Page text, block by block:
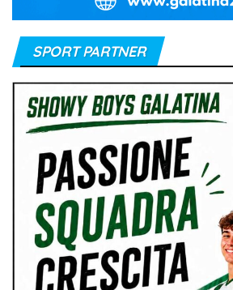
SPORT PARTNER